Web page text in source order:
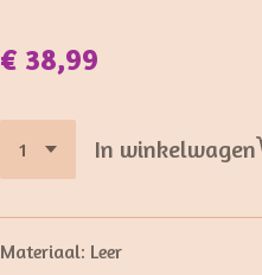
€ 38,99
In winkelwagen
Materiaal: Leer